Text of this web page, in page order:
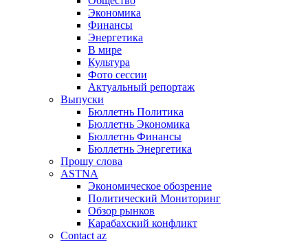
Экономика
Финансы
Энергетика
В мире
Культура
Фото сессии
Актуальный репортаж
Выпуски
Бюллетнь Политика
Бюллетнь Экономика
Бюллетнь Финансы
Бюллетнь Энергетика
Прошу слова
ASTNA
Экономическое обозрение
Политический Мониторинг
Обзор рынков
Карабахский конфликт
Contact az